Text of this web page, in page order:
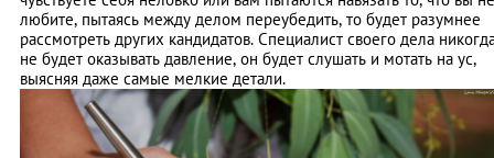
любите, пытаясь между делом переубедить, то будет разумнее
рассмотреть других кандидатов. Специалист своего дела
не будет оказывать давление, он будет слушать и мотать на ус,
выясняя даже самые мелкие детали.